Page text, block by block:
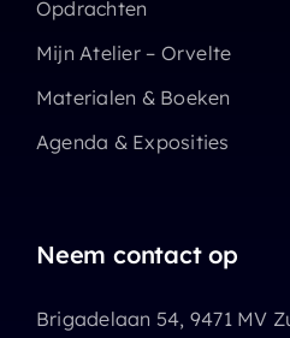
Opdrachten
Mijn Atelier – Orvelte
Materialen & Boeken
Agenda & Exposities
Neem contact op
Brigadelaan 54, 9471 MV